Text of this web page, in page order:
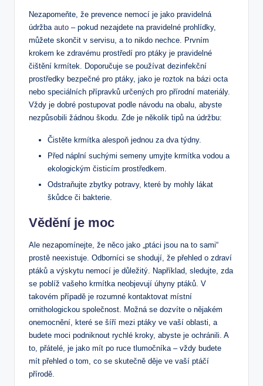
Nezapomeňte, že prevence nemocí je jako pravidelná
údržba auto – pokud nezajdete na pravidelné prohlídky,
můžete skončit v servisu, a to nikdo nechce. Prvním
krokem ke zdravému prostředí pro ptáky je pravidelné
čištění krmítek. Doporučuje se používat dezinfekční
prostředky bezpečné pro ptáky, jako je roztok na bázi octa
nebo speciálních přípravků určených pro přírodní materiály.
Vždy je dobré postupovat podle návodu na obalu, abyste
nezpůsobili žádnou škodu. Zde je několik tipů na údržbu:
Čistěte krmítka alespoň jednou za dva týdny.
Před náplní suchými semeny umyjte krmítka vodou a
ekologickým čisticím prostředkem.
Odstraňujte zbytky potravy, které by mohly lákat
škůdce či bakterie.
Vědění je moc
Ale nezapomínejte, že něco jako „ptáci jsou na to sami“
prostě neexistuje. Odborníci se shodují, že přehled o zdraví
ptáků a výskytu nemocí je důležitý. Například, sledujte, zda
se poblíž vašeho krmítka neobjevují úhyny ptáků. V
takovém případě je rozumné kontaktovat místní
ornithologickou společnost. Možná se dozvíte o nějakém
onemocnění, které se šíří mezi ptáky ve vaší oblasti, a
budete moci podniknout rychlé kroky, abyste je ochránili. A
to, přátelé, je jako mít po ruce tlumočníka – vždy budete
mít přehled o tom, co se skutečně děje ve vaší ptáčí
přírodě.